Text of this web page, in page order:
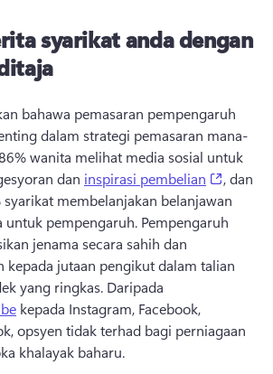
syarikat anda dengan
bahawa pemasaran pempengaruh
dalam strategi pemasaran mana-
wanita melihat media sosial untuk
dan inspirasi pembelian
, dan
syarikat membelanjakan belanjawan
untuk pempengaruh. Pempengaruh
jenama secara sahih dan
kepada jutaan pengikut dalam talian
yang ringkas. Daripada
kepada Instagram, Facebook,
opsyen tidak terhad bagi perniagaan
khalayak baharu.